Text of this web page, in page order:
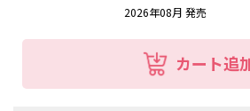
2026年08月 発売
カート追